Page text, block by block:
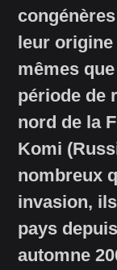
leur
mêmes
période de
nord de la
Komi
nombreux
invasion,
pays
automne